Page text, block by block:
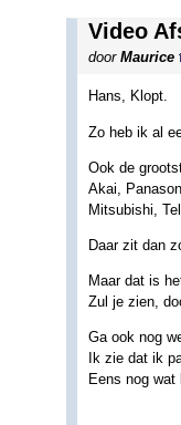
Video
door Maurice
Hans, Klopt.
Zo heb ik al
Ook de
Akai,
Mitsubishi,
Daar zit dan
Maar dat is
Zul je zien,
Ga ook nog
Ik zie dat ik
Eens nog wat